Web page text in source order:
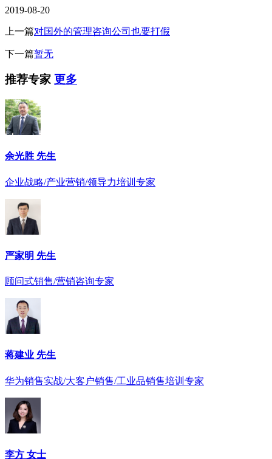
2019-08-20
上一篇对国外的管理咨询公司也要打假
下一篇暂无
推荐专家 更多
余光胜 先生
企业战略/产业营销/领导力培训专家
严家明 先生
顾问式销售/营销咨询专家
蒋建业 先生
华为销售实战/大客户销售/工业品销售培训专家
李方 女士